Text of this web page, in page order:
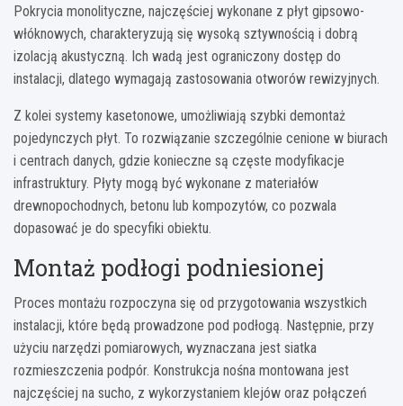
Pokrycia monolityczne, najczęściej wykonane z płyt gipsowo-
włóknowych, charakteryzują się wysoką sztywnością i dobrą
izolacją akustyczną. Ich wadą jest ograniczony dostęp do
instalacji, dlatego wymagają zastosowania otworów rewizyjnych.
Z kolei systemy kasetonowe, umożliwiają szybki demontaż
pojedynczych płyt. To rozwiązanie szczególnie cenione w biurach
i centrach danych, gdzie konieczne są częste modyfikacje
infrastruktury. Płyty mogą być wykonane z materiałów
drewnopochodnych, betonu lub kompozytów, co pozwala
dopasować je do specyfiki obiektu.
Montaż podłogi podniesionej
Proces montażu rozpoczyna się od przygotowania wszystkich
instalacji, które będą prowadzone pod podłogą. Następnie, przy
użyciu narzędzi pomiarowych, wyznaczana jest siatka
rozmieszczenia podpór. Konstrukcja nośna montowana jest
najczęściej na sucho, z wykorzystaniem klejów oraz połączeń